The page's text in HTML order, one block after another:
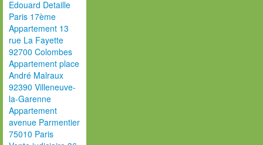
Edouard Detaille
Paris 17ème
Appartement 13
rue La Fayette
92700 Colombes
Appartement place
André Malraux
92390 Villeneuve-
la-Garenne
Appartement
avenue Parmentier
75010 Paris